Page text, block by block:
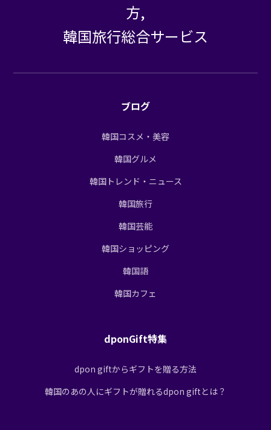
方,
韓国旅行総合サービス
ブログ
韓国コスメ・美容
韓国グルメ
韓国トレンド・ニュース
韓国旅行
韓国芸能
韓国ショッピング
韓国語
韓国カフェ
dponGift特集
dpon giftからギフトを贈る方法
韓国のあの人にギフトが贈れるdpon giftとは？